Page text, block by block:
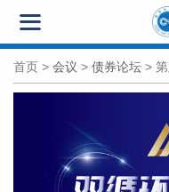
首页 > 会议 > 债券论坛 >